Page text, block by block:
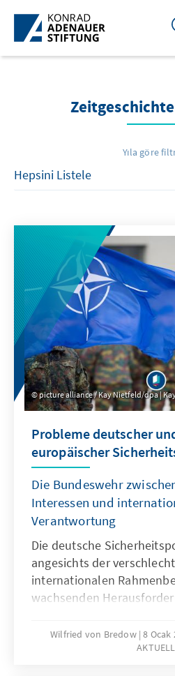
Skip to Main Content
Zeitgeschichte
Yıla göre
picture alliance / Kay Nietfeld/dpa |
Probleme deutscher
europäischer
Die Bundeswehr
Interessen und
Verantwortung
Die deutsche
angesichts der
internationalen
wachsenden
nationale, europäische
Interessen immer wieder
Wilfried von Bredow 8 Ocak
AKTUELL